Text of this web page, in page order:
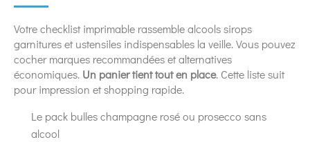
Votre checklist imprimable rassemble alcools sirops
garnitures et ustensiles indispensables la veille. Vous pouvez
cocher marques recommandées et alternatives
économiques. Un panier tient tout en place. Cette liste suit
pour impression et shopping rapide.
Le pack bulles champagne rosé ou prosecco sans
alcool